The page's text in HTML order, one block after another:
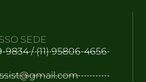
SEDE
9834 / (11) 95806-4656